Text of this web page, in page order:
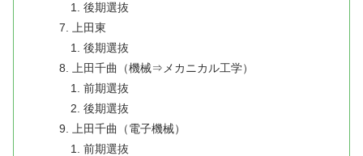
後期選抜
上田東
後期選抜
上田千曲（機械⇒メカニカル工学）
前期選抜
後期選抜
上田千曲（電子機械）
前期選抜